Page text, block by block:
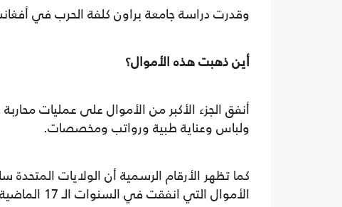
وقدرت دراسة جامعة براون كلفة الحرب في
أين ذهبت هذه الأموال؟
أنفق الجزء الأكبر من الأموال على عمليات
ولباس وعناية طبية ورواتب ومخصصات.
الأموال التي انفقت في السنوات الـ 17 الماضية) في جهود ومشاريع إعادة الإعمار في أفغانستان.